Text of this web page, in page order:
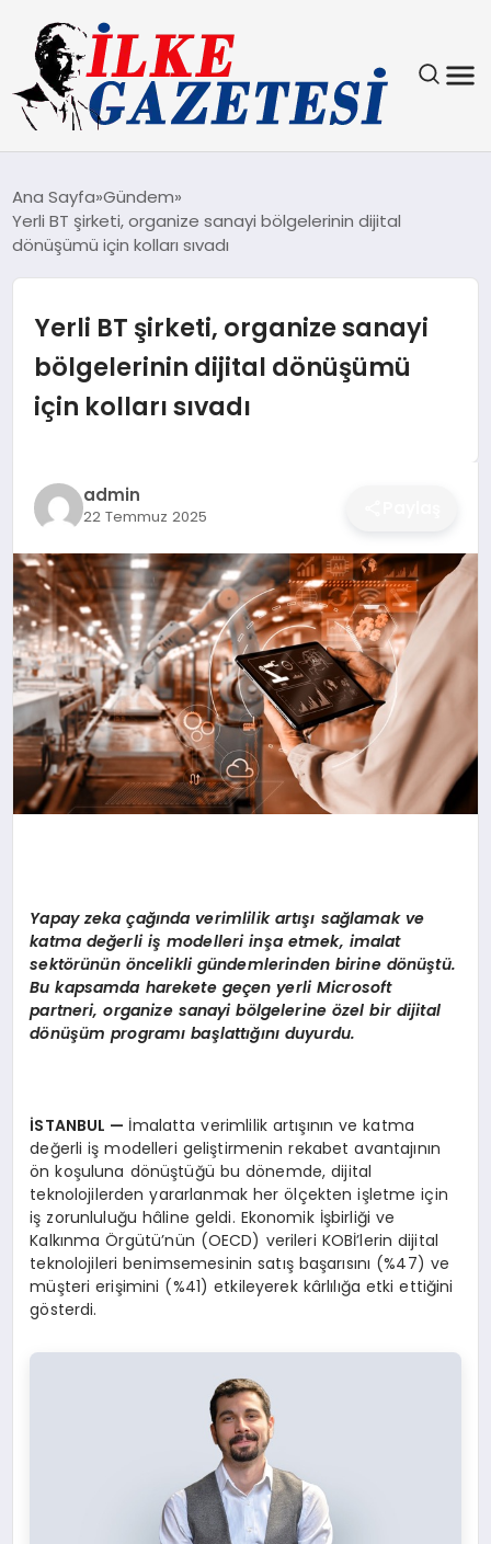
TEKNOLOJI
MAGAZIN
DÜNYA
SIYASET
EĞITIM
Ana Sayfa Gündem
Yerli BT şirketi, organize sanayi bölgelerinin dijital
dönüşümü için kolları sıvadı
Yerli BT şirketi, organize sanayi
bölgelerinin dijital dönüşümü
için kolları sıvadı
admin
22 Temmuz 2025
Yapay zeka çağında verimlilik artışı sağlamak ve
katma değerli iş modelleri inşa etmek, imalat
sektörünün öncelikli gündemlerinden birine dönüştü.
Bu kapsamda harekete geçen yerli Microsoft
partneri, organize sanayi bölgelerine özel bir dijital
dönüşüm programı başlattığını duyurdu.
İSTANBUL — İmalatta verimlilik artışının ve katma
değerli iş modelleri geliştirmenin rekabet avantajının
ön koşuluna dönüştüğü bu dönemde, dijital
teknolojilerden yararlanmak her ölçekten işletme için
iş zorunluluğu hâline geldi. Ekonomik İşbirliği ve
Kalkınma Örgütü’nün (OECD) verileri KOBİ’lerin dijital
teknolojileri benimsemesinin satış başarısını (%47) ve
müşteri erişimini (%41) etkileyerek kârlılığa etki ettiğini
gösterdi.